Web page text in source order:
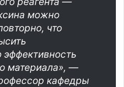
можно
что
материала», —
кафедры